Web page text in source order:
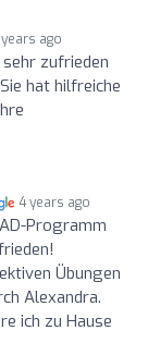
ago
zufrieden
hat hilfreiche
4 years ago
Programm
Übungen
Alexandra.
ich zu Hause